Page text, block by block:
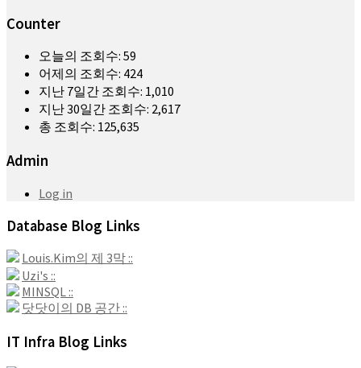
Counter
오늘의 조회수: 59
어제의 조회수: 424
지난 7일간 조회수: 1,010
지난 30일간 조회수: 2,617
총 조회수: 125,635
Admin
Log in
Database Blog Links
Louis.Kim의 제 3막 ::
Uzi's ::
MINSQL ::
닷닷이의 DB 공간 ::
IT Infra Blog Links